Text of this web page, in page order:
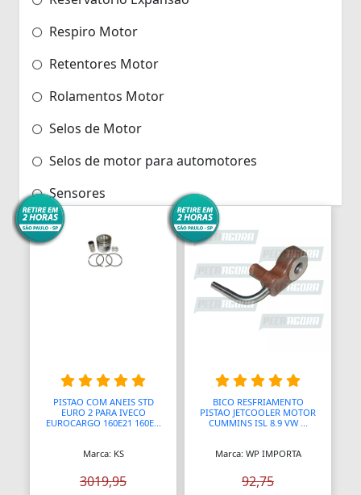
Respiro Motor
Retentores Motor
Rolamentos Motor
Selos de Motor
Selos de motor para automotores
Sensores
Serviços de Motor
Tampas Protetoras de Motor
Turbocompressores para automotores
Vareta nível óleo
Vela Aquecedora
Velas de Ignição
PISTAO COM ANEIS STD
EURO 2 PARA IVECO
EUROCARGO 160E21 160E...
Marca: KS
3019,95
BICO RESFRIAMENTO
PISTAO JETCOOLER MOTOR
CUMMINS ISL 8.9 VW ...
Marca: WP IMPORTA
92,75